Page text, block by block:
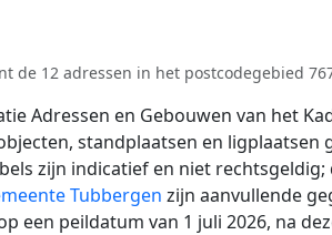
de 12 adressen in het postcodegebied
Adressen en Gebouwen van het
standplaatsen en
zijn indicatief en niet
Tubbergen zijn aanvullende
een peildatum van 1 juli 2026, na